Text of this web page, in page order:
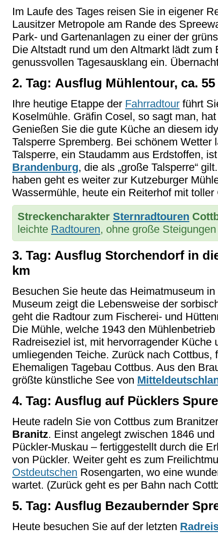
Im Laufe des Tages reisen Sie in eigener
Lausitzer Metropole am Rande des
Park- und Gartenanlagen zu einer der
Die Altstadt rund um den Altmarkt lädt zum
genussvollen Tagesausklang ein.
2. Tag: Ausflug Mühlentour, ca.
Ihre heutige Etappe der Fahrradtour führt
Koselmühle. Gräfin Cosel, so sagt man,
Genießen Sie die gute Küche an diesem
Talsperre Spremberg. Bei schönem Wetter
Talsperre, ein Staudamm aus Erdstoffen,
Brandenburg, die als „große Talsperre“
haben geht es weiter zur Kutzeburger
Wassermühle, heute ein Reiterhof mit toller
Streckencharakter Sternradtouren
leichte Radtouren, ohne große
3. Tag: Ausflug Storchendorf in
km
Besuchen Sie heute das Heimatmuseum
Museum zeigt die Lebensweise der
geht die Radtour zum Fischerei- und
Die Mühle, welche 1943 den
Radreiseziel ist, mit hervorragender Küche
umliegenden Teiche. Zurück nach Cottbus,
Ehemaligen Tagebau Cottbus. Aus den
größte künstliche See von
4. Tag: Ausflug auf Pücklers
Heute radeln Sie von Cottbus zum
Branitz. Einst angelegt zwischen 1846
Pückler-Muskau – fertiggestellt durch die
von Pückler. Weiter geht es zum
Ostdeutschen Rosengarten, wo eine
wartet. (Zurück geht es per Bahn nach
5. Tag: Ausflug Bezaubernder
Heute besuchen Sie auf der letzten